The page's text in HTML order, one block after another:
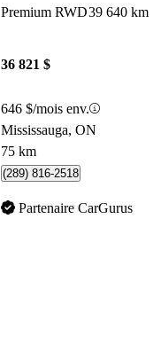
Premium RWD39 640 km
36 821 $
646 $/mois env.
Mississauga, ON
75 km
(289) 816-2518
Partenaire CarGurus